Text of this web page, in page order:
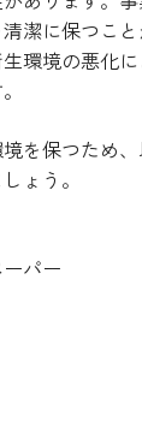
潔に保つこ
環境の悪化
を保つため
ょう。
パー